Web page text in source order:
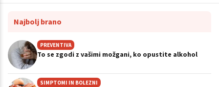
Najbolj brano
PREVENTIVA
To se zgodi z vašimi možgani, ko opustite alkohol
SIMPTOMI IN BOLEZNI